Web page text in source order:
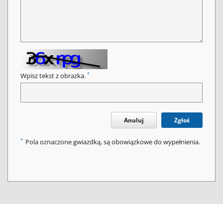
Wpisz tekst z obrazka. *
Anuluj Zgłoś
* Pola oznaczone gwiazdką, są obowiązkowe do wypełnienia.